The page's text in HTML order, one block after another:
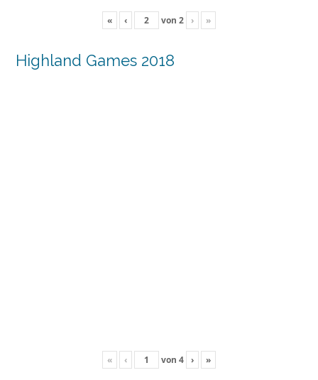
« ‹ von 2 › »
Highland Games 2018
« ‹ von 4 › »